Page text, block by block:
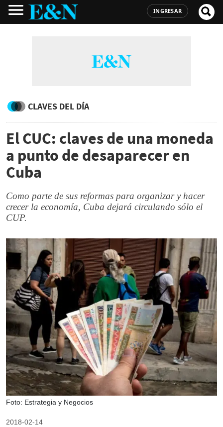
INGRESAR
CLAVES DEL DÍA
El CUC: claves de una moneda
a punto de desaparecer en
Cuba
Como parte de sus reformas para organizar y hacer
crecer la economía, Cuba dejará circulando sólo el
CUP.
Foto: Estrategia y Negocios
2018-02-14